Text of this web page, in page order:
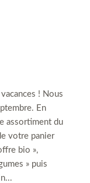
! Nous
En
assortiment du
votre panier
bio »,
» puis